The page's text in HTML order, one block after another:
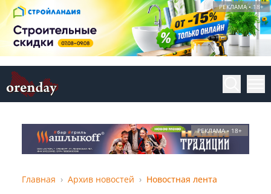
РЕКЛАМА • 18+
РЕКЛАМА • 18+
Главная Архив новостей Новостная лента